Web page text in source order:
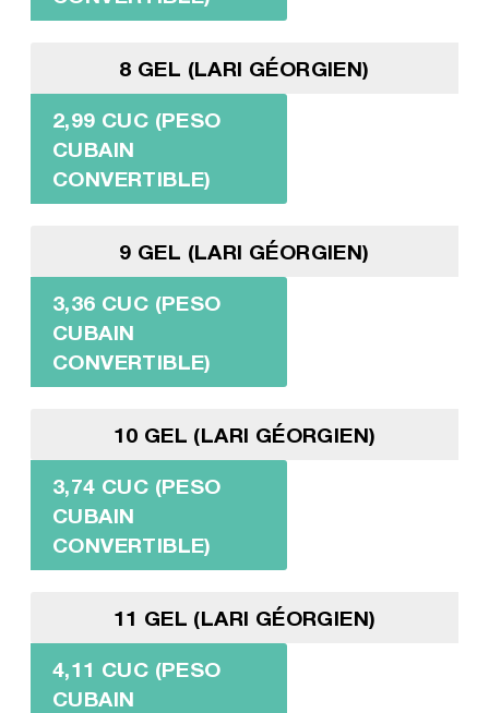
8 GEL (LARI GÉORGIEN)
2,99 CUC (PESO
CUBAIN
CONVERTIBLE)
9 GEL (LARI GÉORGIEN)
3,36 CUC (PESO
CUBAIN
CONVERTIBLE)
10 GEL (LARI GÉORGIEN)
3,74 CUC (PESO
CUBAIN
CONVERTIBLE)
11 GEL (LARI GÉORGIEN)
4,11 CUC (PESO
CUBAIN